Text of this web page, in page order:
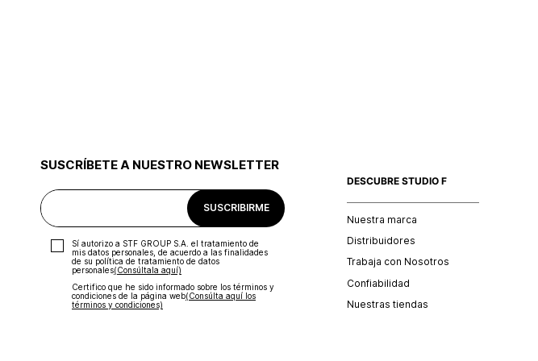
SUSCRÍBETE A NUESTRO NEWSLETTER
SUSCRIBIRME
Sí autorizo a STF GROUP S.A. el tratamiento de
mis datos personales, de acuerdo a las finalidades
de su política de tratamiento de datos
personales‎(Consúltala aquí)
Certifico que he sido informado sobre los términos y
condiciones de la página web‎(Consúlta aquí los
términos y condiciones)
DESCUBRE STUDIO F
Nuestra marca
Distribuidores
Trabaja con Nosotros
Confiabilidad
Nuestras tiendas